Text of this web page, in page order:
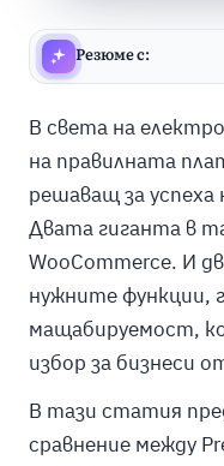
Резюме с:
В света на
на правилната
решаващ за успеха
Двата гиганта в
WooCommerce. И
нужните функции,
мащабируемост,
избор за бизнеси
В тази статия
сравнение между